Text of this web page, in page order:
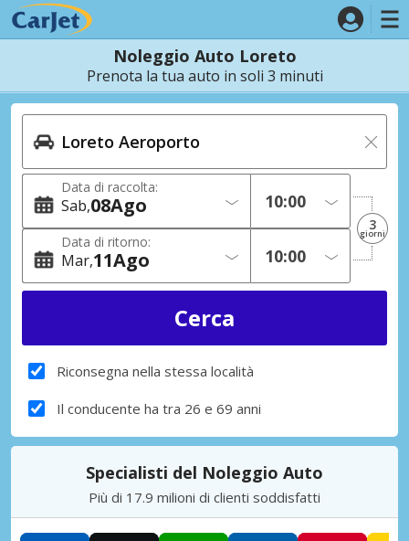
Noleggio Auto Loreto
Prenota la tua auto in soli 3 minuti
Data di raccolta:
Sab 08Ago
Data di ritorno:
Mar 11Ago
3
giorni
Riconsegna nella stessa località
Il conducente ha tra 26 e 69 anni
Specialisti del Noleggio Auto
Più di 17.9 milioni di clienti soddisfatti